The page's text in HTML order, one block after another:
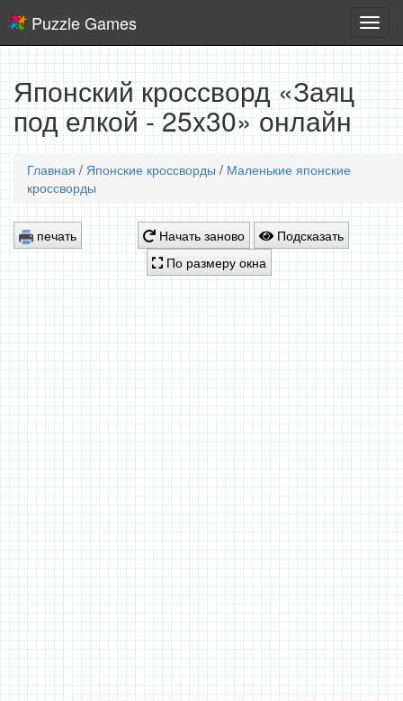
игры
Puzzle Games
Японский кроссворд «Заяц
под елкой - 25x30» онлайн
Главная / Японские кроссворды / Маленькие японские
кроссворды
печать Начать заново
Подсказать
По размеру окна